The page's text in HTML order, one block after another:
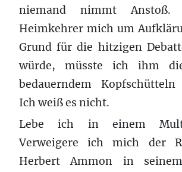
niemand nimmt Anstoß.
Heimkehrer mich um
Grund für die hitzigen
würde, müsste ich ihm
bedauerndem Kopfschütteln
Ich weiß es nicht.
Lebe ich in einem
Verweigere ich mich der
Herbert Ammon in